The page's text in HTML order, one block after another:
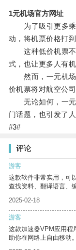
1元机场官方网址
为了吸引更多乘
动，将机票价格打
这种低价机票不
式，也让更多人有
然而，一元机场
价机票将对航空公
无论如何，一元
门话题，也引发了
#3#
评论
游客
这款软件非常实用，可
查找资料、翻译语言、
2025-02-18
游客
这款加速器VPM应用程
助你在网络上自由移动。